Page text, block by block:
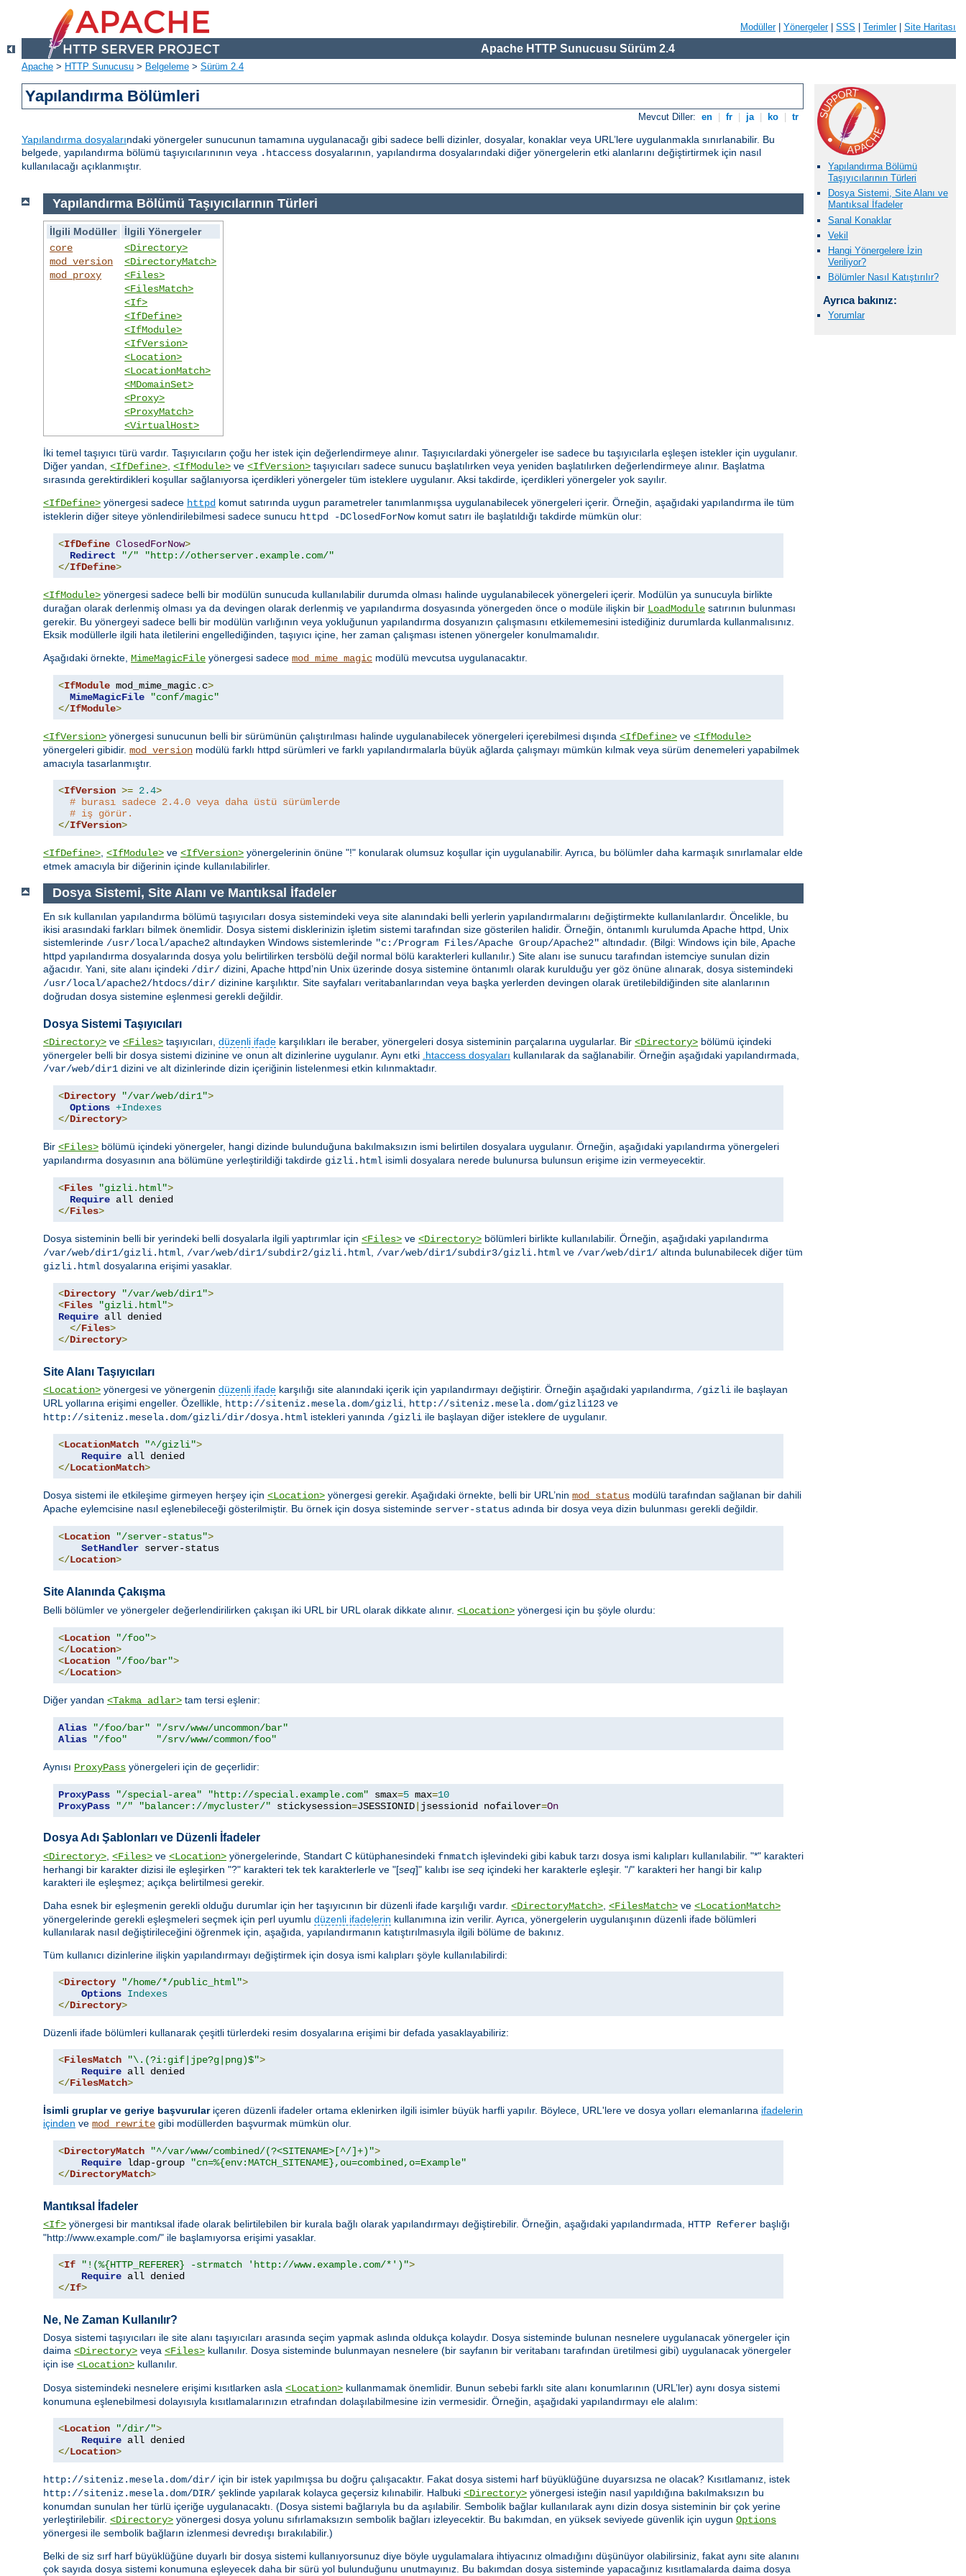
Modüller| Yönergeler| SSS Terimler| Site Haritası
Apache HTTP Sunucusu Sürüm 2.4
Apache > HTTP Sunucusu > Belgeleme > Sürüm 2.4
Yapılandırma Bölümleri
Mevcut Diller: en fr ja ko tr
Yapılandırma dosyalarındaki yönergeler sunucunun tamamına uygulanacağı gibi sadece belli dizinler, dosyalar, konaklar veya URL’lere uygulanmakla sınırlanabilir. Bu
belgede, yapılandırma bölümü taşıyıcılarınının veya .htaccess dosyalarının, yapılandırma dosyalarındaki diğer yönergelerin etki alanlarını değiştirtirmek için nasıl
kullanılacağı açıklanmıştır.
Yapılandırma Bölümü
Taşıyıcılarının Türleri
Dosya Sistemi, Site Alanı ve
Mantıksal İfadeler
Sanal Konaklar
Vekil
Hangi Yönergelere İzin
Veriliyor?
Bölümler Nasıl Katıştırılır?
Ayrıca bakınız:
Yorumlar
Yapılandırma Bölümü Taşıyıcılarının Türleri
İlgili Modüller
İlgili Yönergeler
core
mod_version
mod_proxy
<Directory>
<DirectoryMatch>
<Files>
<FilesMatch>
<If>
<IfDefine>
<IfModule>
<IfVersion>
<Location>
<LocationMatch>
<MDomainSet>
<Proxy>
<ProxyMatch>
<VirtualHost>
İki temel taşıyıcı türü vardır. Taşıyıcıların çoğu her istek için değerlendirmeye alınır. Taşıyıcılardaki yönergeler ise sadece bu taşıyıcılarla eşleşen istekler için uygulanır.
Diğer yandan, <IfDefine> <IfModule> ve <IfVersion> taşıyıcıları sadece sunucu başlatılırken veya yeniden başlatılırken değerlendirmeye alınır. Başlatma
sırasında gerektirdikleri koşullar sağlanıyorsa içerdikleri yönergeler tüm isteklere uygulanır. Aksi takdirde, içerdikleri yönergeler yok sayılır.
<IfDefine> yönergesi sadece httpd komut satırında uygun parametreler tanımlanmışsa uygulanabilecek yönergeleri içerir. Örneğin, aşağıdaki yapılandırma ile tüm
isteklerin diğer siteye yönlendirilebilmesi sadece sunucu httpd -DClosedForNowkomut satırı ile başlatıldığı takdirde mümkün olur:
<IfDefine ClosedForNow>
Redirect
"/"
"http://otherserver.example.com/"
</IfDefine>
<IfModule> yönergesi sadece belli bir modülün sunucuda kullanılabilir durumda olması halinde uygulanabilecek yönergeleri içerir. Modülün ya sunucuyla birlikte
durağan olarak derlenmiş olması ya da devingen olarak derlenmiş ve yapılandırma dosyasında yönergeden önce o modüle ilişkin bir LoadModule satırının bulunması
gerekir. Bu yönergeyi sadece belli bir modülün varlığının veya yokluğunun yapılandırma dosyanızın çalışmasını etkilememesini istediğiniz durumlarda kullanmalısınız.
Eksik modüllerle ilgili hata iletilerini engellediğinden, taşıyıcı içine, her zaman çalışması istenen yönergeler konulmamalıdır.
Aşağıdaki örnekte, MimeMagicFile yönergesi sadece mod_mime_magic modülü mevcutsa uygulanacaktır.
<IfModule mod_mime_magic. c>
MimeMagicFile
"conf/magic"
</IfModule>
<IfVersion> yönergesi sunucunun belli bir sürümünün çalıştırılması halinde uygulanabilecek yönergeleri içerebilmesi dışında <IfDefine> ve <IfModule>
yönergeleri gibidir. mod_version modülü farklı httpd sürümleri ve farklı yapılandırmalarla büyük ağlarda çalışmayı mümkün kılmak veya sürüm denemeleri yapabilmek
amacıyla tasarlanmıştır.
<IfVersion >= 2.4>
# burası sadece 2.4.0 veya daha üstü sürümlerde
# iş görür.
</IfVersion>
<IfDefine> <IfModule> ve <IfVersion> yönergelerinin önüne "!" konularak olumsuz koşullar için uygulanabilir. Ayrıca, bu bölümler daha karmaşık sınırlamalar elde
etmek amacıyla bir diğerinin içinde kullanılabilirler.
Dosya Sistemi, Site Alanı ve Mantıksal İfadeler
En sık kullanılan yapılandırma bölümü taşıyıcıları dosya sistemindeki veya site alanındaki belli yerlerin yapılandırmalarını değiştirmekte kullanılanlardır. Öncelikle, bu
ikisi arasındaki farkları bilmek önemlidir. Dosya sistemi disklerinizin işletim sistemi tarafından size gösterilen halidir. Örneğin, öntanımlı kurulumda Apache httpd, Unix
sistemlerinde /usr/local/apache2 altındayken Windows sistemlerinde "c:/Program Files/Apache Group/Apache2" altındadır. (Bilgi: Windows için bile, Apache
httpd yapılandırma dosyalarında dosya yolu belirtilirken tersbölü değil normal bölü karakterleri kullanılır.) Site alanı ise sunucu tarafından istemciye sunulan dizin
ağacıdır. Yani, site alanı içindeki /dir/ dizini, Apache httpd’nin Unix üzerinde dosya sistemine öntanımlı olarak kurulduğu yer göz önüne alınarak, dosya sistemindeki
/usr/local/apache2/htdocs/dir/ dizinine karşılıktır. Site sayfaları veritabanlarından veya başka yerlerden devingen olarak üretilebildiğinden site alanlarının
doğrudan dosya sistemine eşlenmesi gerekli değildir.
Dosya Sistemi Taşıyıcıları
<Directory> ve <Files> taşıyıcıları, düzenli ifade karşılıkları ile beraber, yönergeleri dosya sisteminin parçalarına uygularlar. Bir <Directory> bölümü içindeki
yönergeler belli bir dosya sistemi dizinine ve onun alt dizinlerine uygulanır. Aynı etki .htaccess dosyaları kullanılarak da sağlanabilir. Örneğin aşağıdaki yapılandırmada,
/var/web/dir1 dizini ve alt dizinlerinde dizin içeriğinin listelenmesi etkin kılınmaktadır.
<Directory "/var/web/dir1">
Options +Indexes
</Directory>
Bir <Files> bölümü içindeki yönergeler, hangi dizinde bulunduğuna bakılmaksızın ismi belirtilen dosyalara uygulanır. Örneğin, aşağıdaki yapılandırma yönergeleri
yapılandırma dosyasının ana bölümüne yerleştirildiği takdirde gizli.html isimli dosyalara nerede bulunursa bulunsun erişime izin vermeyecektir.
<Files "gizli.html">
Require
</Files>
Dosya sisteminin belli bir yerindeki belli dosyalarla ilgili yaptırımlar için <Files> ve <Directory> bölümleri birlikte kullanılabilir. Örneğin, aşağıdaki yapılandırma
/var/web/dir1/gizli.html, /var/web/dir1/subdir2/gizli.html, /var/web/dir1/subdir3/gizli.html ve /var/web/dir1/ altında bulunabilecek diğer tüm
gizli.html dosyalarına erişimi yasaklar.
<Directory "/var/web/dir1">
<Files "gizli.html">
Require all denied
</Files>
</Directory>
Site Alanı Taşıyıcıları
<Location> yönergesi ve yönergenin düzenli ifade karşılığı site alanındaki içerik için yapılandırmayı değiştirir. Örneğin aşağıdaki yapılandırma, /gizli ile başlayan
URL yollarına erişimi engeller. Özellikle, http://siteniz.mesela.dom/gizli, http://siteniz.mesela.dom/gizli123 ve
http://siteniz.mesela.dom/gizli/dir/dosya.html istekleri yanında /gizli ile başlayan diğer isteklere de uygulanır.
<LocationMatch "^/gizli">
Require
</LocationMatch>
Dosya sistemi ile etkileşime girmeyen herşey için <Location> yönergesi gerekir. Aşağıdaki örnekte, belli bir URL’nin mod_status modülü tarafından sağlanan bir dahili
Apache eylemcisine nasıl eşlenebileceği gösterilmiştir. Bu örnek için dosya sisteminde server-status adında bir dosya veya dizin bulunması gerekli değildir.
<Location "/server-status">
SetHandler
</Location>
Site Alanında Çakışma
Belli bölümler ve yönergeler değerlendirilirken çakışan iki URL bir URL olarak dikkate alınır. <Location> yönergesi için bu şöyle olurdu:
<Location "/foo">
</Location>
<Location "/foo/bar">
</Location>
Diğer yandan <Takma adlar> tam tersi eşlenir:
Alias "/foo/bar"
"/srv/www/uncommon/bar"
Alias
"/foo" "/srv/www/common/foo"
Aynısı ProxyPass yönergeleri için de geçerlidir:
ProxyPass "/special-area" "http://special.example.com" smax=5 max=10
ProxyPass
"/" "balancer://mycluster/" stickysession=JSESSIONID jsessionid nofailover=On
Dosya Adı Şablonları ve Düzenli İfadeler
<Directory> <Files> ve <Location> yönergelerinde, Standart C kütüphanesindeki fnmatch işlevindeki gibi kabuk tarzı dosya ismi kalıpları kullanılabilir. "*" karakteri
herhangi bir karakter dizisi ile eşleşirken "?" karakteri tek tek karakterlerle ve "[seq]" kalıbı ise seq içindeki her karakterle eşleşir. "/" karakteri her hangi bir kalıp
karakteri ile eşleşmez; açıkça belirtilmesi gerekir.
Daha esnek bir eşleşmenin gerekli olduğu durumlar için her taşıyıcının bir düzenli ifade karşılığı vardır. <DirectoryMatch> <FilesMatch> ve <LocationMatch>
yönergelerinde gerekli eşleşmeleri seçmek için perl uyumlu düzenli ifadelerin kullanımına izin verilir. Ayrıca, yönergelerin uygulanışının düzenli ifade bölümleri
kullanılarak nasıl değiştirileceğini öğrenmek için, aşağıda, yapılandırmanın katıştırılmasıyla ilgili bölüme de bakınız.
Tüm kullanıcı dizinlerine ilişkin yapılandırmayı değiştirmek için dosya ismi kalıpları şöyle kullanılabilirdi:
<Directory "/home/*/public_html">
Options Indexes
</Directory>
Düzenli ifade bölümleri kullanarak çeşitli türlerdeki resim dosyalarına erişimi bir defada yasaklayabiliriz:
<FilesMatch "\.(?i:gif|jpe?g|png)$">
Require
</FilesMatch>
İsimli gruplar ve geriye başvurulariçeren düzenli ifadeler ortama eklenirken ilgili isimler büyük harfli yapılır. Böylece, URL'lere ve dosya yolları elemanlarına ifadelerin
içinden ve mod_rewrite gibi modüllerden başvurmak mümkün olur.
<DirectoryMatch "^/var/www/combined/(?<SITENAME>[^/]+)">
Require ldap-group
"cn=%{env:MATCH_SITENAME},ou=combined,o=Example"
</DirectoryMatch>
Mantıksal İfadeler
<If> yönergesi bir mantıksal ifade olarak belirtilebilen bir kurala bağlı olarak yapılandırmayı değiştirebilir. Örneğin, aşağıdaki yapılandırmada, HTTP Referer başlığı
"http://www.example.com/" ile başlamıyorsa erişimi yasaklar.
<If "!(%{HTTP_REFERER} -strmatch 'http://www.example.com/*')">
Require
</If>
Ne, Ne Zaman Kullanılır?
Dosya sistemi taşıyıcıları ile site alanı taşıyıcıları arasında seçim yapmak aslında oldukça kolaydır. Dosya sisteminde bulunan nesnelere uygulanacak yönergeler için
daima <Directory> veya <Files> kullanılır. Dosya sisteminde bulunmayan nesnelere (bir sayfanın bir veritabanı tarafından üretilmesi gibi) uygulanacak yönergeler
için ise <Location> kullanılır.
Dosya sistemindeki nesnelere erişimi kısıtlarken asla <Location> kullanmamak önemlidir. Bunun sebebi farklı site alanı konumlarının (URL’ler) aynı dosya sistemi
konumuna eşlenebilmesi dolayısıyla kısıtlamalarınızın etrafından dolaşılabilmesine izin vermesidir. Örneğin, aşağıdaki yapılandırmayı ele alalım:
<Location "/dir/">
Require
</Location>
http://siteniz.mesela.dom/dir/ için bir istek yapılmışsa bu doğru çalışacaktır. Fakat dosya sistemi harf büyüklüğüne duyarsızsa ne olacak? Kısıtlamanız, istek
http://siteniz.mesela.dom/DIR/ şeklinde yapılarak kolayca geçersiz kılınabilir. Halbuki <Directory> yönergesi isteğin nasıl yapıldığına bakılmaksızın bu
konumdan sunulan her türlü içeriğe uygulanacaktı. (Dosya sistemi bağlarıyla bu da aşılabilir. Sembolik bağlar kullanılarak aynı dizin dosya sisteminin bir çok yerine
yerleştirilebilir. <Directory> yönergesi dosya yolunu sıfırlamaksızın sembolik bağları izleyecektir. Bu bakımdan, en yüksek seviyede güvenlik için uygun Options
yönergesi ile sembolik bağların izlenmesi devredışı bırakılabilir.)
Belki de siz sırf harf büyüklüğüne duyarlı bir dosya sistemi kullanıyorsunuz diye böyle uygulamalara ihtiyacınız olmadığını düşünüyor olabilirsiniz, fakat aynı site alanını
çok sayıda dosya sistemi konumuna eşleyecek daha bir sürü yol bulunduğunu unutmayınız. Bu bakımdan dosya sisteminde yapacağınız kısıtlamalarda daima dosya